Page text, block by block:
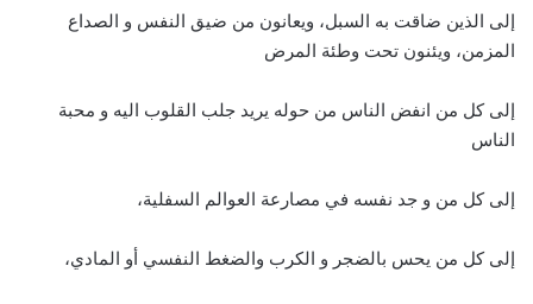
إلى الذين ضاقت به السبل، ويعانون من ضيق النفس و الصداع
المزمن، ويئنون تحت وطئة المرض
إلى كل من انفض الناس من حوله يريد جلب القلوب اليه و محبة
الناس
إلى كل من و جد نفسه في مصارعة العوالم السفلية،
إلى كل من يحس بالضجر و الكرب والضغط النفسي أو المادي،